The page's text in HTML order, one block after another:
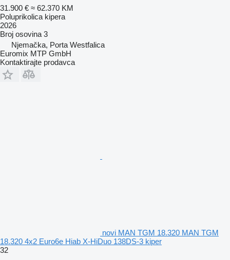
31.900 € ≈ 62.370 KM
Poluprikolica kipera
2026
Broj osovina 3
Njemačka, Porta Westfalica
Euromix MTP GmbH
Kontaktirajte prodavca
novi MAN TGM 18.320 MAN TGM
18.320 4x2 Euro6e Hiab X-HiDuo 138DS-3 kiper
32